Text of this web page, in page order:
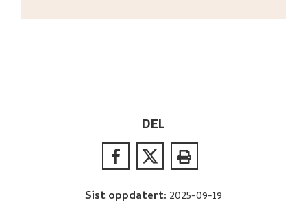
DEL
Sist oppdatert: 2025-09-19